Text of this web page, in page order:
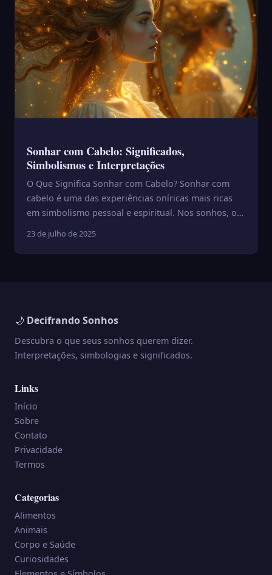
Sonhar com Cabelo: Significados,
Simbolismos e Interpretações
O Que Significa Sonhar com Cabelo? Sonhar com
cabelo é uma das experiências oníricas mais ricas
em simbolismo pessoal e espiritual. Nos sonhos, o
23 de julho de 2025
🌙 Decifrando Sonhos
Descubra o que seus sonhos querem dizer.
Interpretações, simbologias e significados.
Links
Início
Sobre
Contato
Privacidade
Termos
Categorias
Alimentos
Animais
Corpo e Saúde
Curiosidades